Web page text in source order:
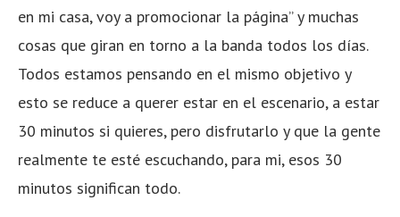
en mi casa, voy a promocionar la página” y muchas
cosas que giran en torno a la banda todos los días.
Todos estamos pensando en el mismo objetivo y
esto se reduce a querer estar en el escenario, a estar
30 minutos si quieres, pero disfrutarlo y que la gente
realmente te esté escuchando, para mi, esos 30
minutos significan todo.